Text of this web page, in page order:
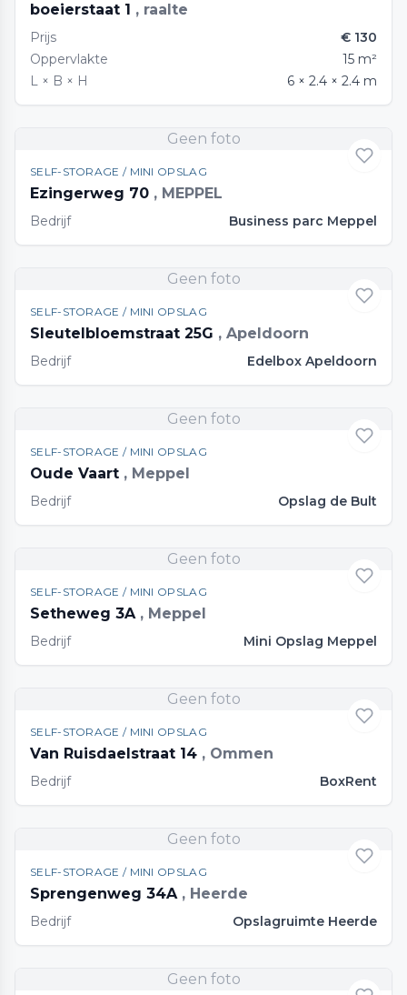
boeierstaat 1 , raalte
Prijs
€ 130
Oppervlakte
15 m²
L × B × H
6 × 2.4 × 2.4 m
Geen foto
SELF-STORAGE / MINI OPSLAG
Ezingerweg 70 , MEPPEL
Bedrijf Business parc Meppel
Geen foto
SELF-STORAGE / MINI OPSLAG
Sleutelbloemstraat 25G , Apeldoorn
Bedrijf Edelbox Apeldoorn
Geen foto
SELF-STORAGE / MINI OPSLAG
Oude Vaart , Meppel
Bedrijf Opslag de Bult
Geen foto
SELF-STORAGE / MINI OPSLAG
Setheweg 3A , Meppel
Bedrijf Mini Opslag Meppel
Geen foto
SELF-STORAGE / MINI OPSLAG
Van Ruisdaelstraat 14 , Ommen
Bedrijf BoxRent
Geen foto
SELF-STORAGE / MINI OPSLAG
Sprengenweg 34A , Heerde
Bedrijf Opslagruimte Heerde
Geen foto